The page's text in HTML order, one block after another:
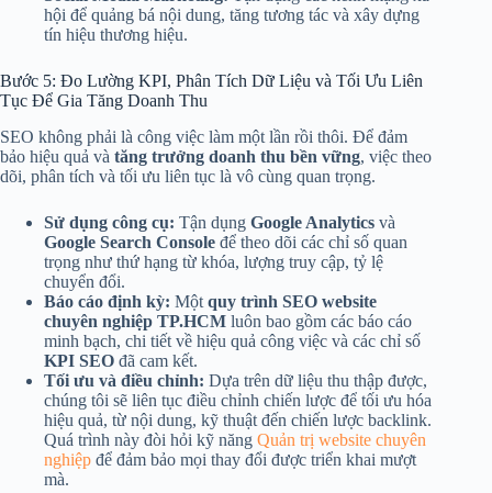
hội để quảng bá nội dung, tăng tương tác và xây dựng
tín hiệu thương hiệu.
Bước 5: Đo Lường KPI, Phân Tích Dữ Liệu và Tối Ưu Liên
Tục Để Gia Tăng Doanh Thu
SEO không phải là công việc làm một lần rồi thôi. Để đảm
bảo hiệu quả và tăng trưởng doanh thu bền vững, việc theo
dõi, phân tích và tối ưu liên tục là vô cùng quan trọng.
Sử dụng công cụ: Tận dụng Google Analytics và
Google Search Console để theo dõi các chỉ số quan
trọng như thứ hạng từ khóa, lượng truy cập, tỷ lệ
chuyển đổi.
Báo cáo định kỳ: Một quy trình SEO website
chuyên nghiệp TP.HCM luôn bao gồm các báo cáo
minh bạch, chi tiết về hiệu quả công việc và các chỉ số
KPI SEO đã cam kết.
Tối ưu và điều chỉnh: Dựa trên dữ liệu thu thập được,
chúng tôi sẽ liên tục điều chỉnh chiến lược để tối ưu hóa
hiệu quả, từ nội dung, kỹ thuật đến chiến lược backlink.
Quá trình này đòi hỏi kỹ năng Quản trị website chuyên
nghiệp để đảm bảo mọi thay đổi được triển khai mượt
mà.